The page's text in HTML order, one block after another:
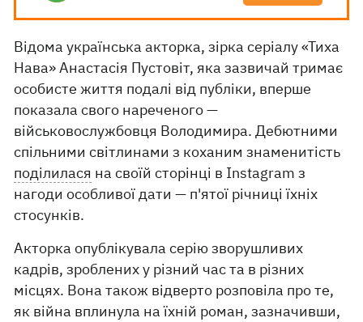
Відома українська акторка, зірка серіалу «Тиха
Нава» Анастасія Пустовіт, яка зазвичай тримає
особисте життя подалі від публіки, вперше
показала свого нареченого —
військовослужбовця Володимира. Дебютними
спільними світлинами з коханим знаменитість
поділилася на своїй сторінці в Instagram з
нагоди особливої дати — п'ятої річниці їхніх
стосунків.
Акторка опублікувала серію зворушливих
кадрів, зроблених у різний час та в різних
місцях. Вона також відверто розповіла про те,
як війна вплинула на їхній роман, зазначивши,